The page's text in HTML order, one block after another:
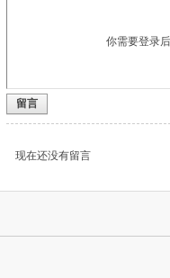
你需要登录
留言
现在还没有留言